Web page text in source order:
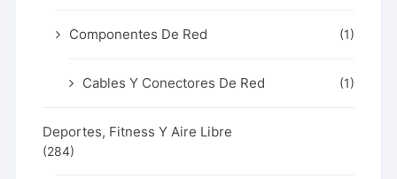
Componentes De Red (1)
Cables Y Conectores De Red (1)
Deportes, Fitness Y Aire Libre
(284)